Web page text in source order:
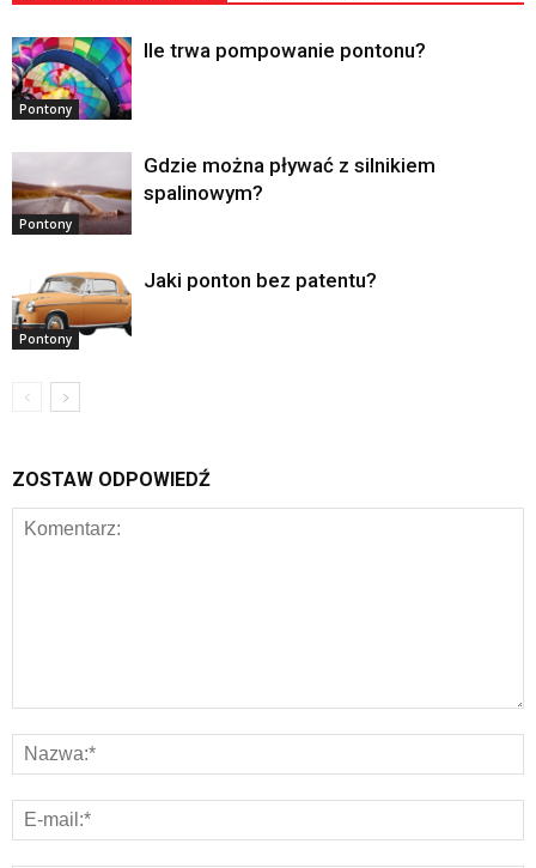
Pontony
Ile trwa pompowanie pontonu?
Pontony
Gdzie można pływać z silnikiem
spalinowym?
Pontony
Jaki ponton bez patentu?
ZOSTAW ODPOWIEDŹ